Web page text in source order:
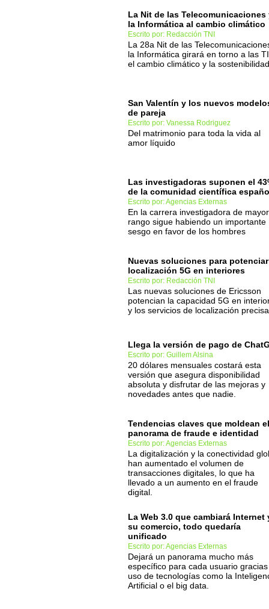
La Nit de las Telecomunicaciones
la Informática al cambio climático
Escrito por: Redacción TNI
La 28a Nit de las
la Informática girará en torno a las
el cambio climático y la sostenibilidad
San Valentín y los nuevos
de pareja
Escrito por: Vanessa Rodriguez
Del matrimonio para toda la vida al
amor líquido
Las investigadoras suponen el
de la comunidad científica
Escrito por: Agencias Externas
En la carrera investigadora de mayor
rango sigue habiendo un importante
sesgo en favor de los hombres
Nuevas soluciones para
localización 5G en interiores
Escrito por: Redacción TNI
Las nuevas soluciones de Ericsson
potencian la capacidad 5G en
y los servicios de localización precisa
Llega la versión de pago de
Escrito por: Guillem Alsina
20 dólares mensuales costará esta
versión que asegura disponibilidad
absoluta y disfrutar de las mejoras y
novedades antes que nadie.
Tendencias claves que moldean el
panorama de fraude e identidad
Escrito por: Agencias Externas
La digitalización y la conectividad
han aumentado el volumen de
transacciones digitales, lo que ha
llevado a un aumento en el fraude
digital.
La Web 3.0 que cambiará Internet
su comercio, todo quedaría
unificado
Escrito por: Agencias Externas
Dejará un panorama mucho más
específico para cada usuario
uso de tecnologías como la
Artificial o el big data.